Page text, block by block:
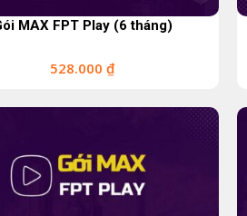
MAX FPT Play (6 tháng)
528.000₫